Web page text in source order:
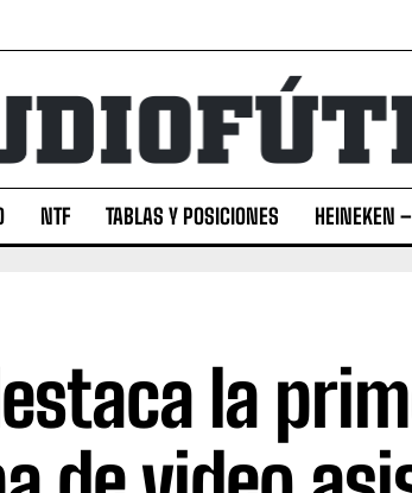
NTF TABLAS Y POSICIONES HEINEKEN
la